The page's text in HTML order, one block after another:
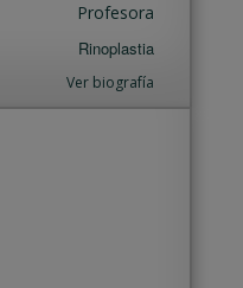
Profesora
Rinoplastia
Ver biografía